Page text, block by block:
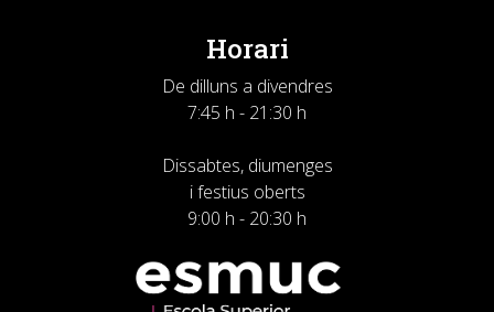
Horari
De dilluns a divendres
7:45 h - 21:30 h
Dissabtes, diumenges
i festius oberts
9:00 h - 20:30 h